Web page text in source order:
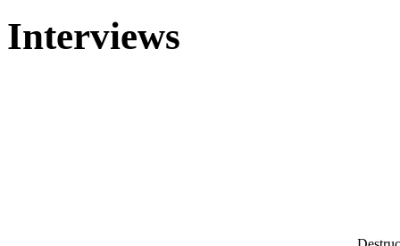
Interviews